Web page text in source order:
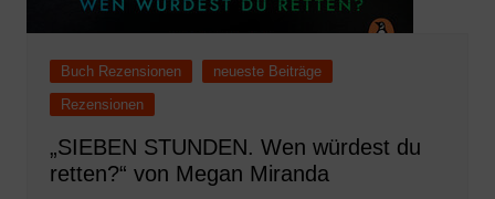
Buch Rezensionen
neueste Beiträge
Rezensionen
„SIEBEN STUNDEN. Wen würdest du
retten?“ von Megan Miranda